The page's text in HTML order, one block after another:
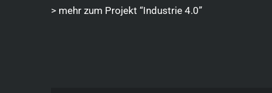
> mehr zum Projekt “Industrie 4.0”